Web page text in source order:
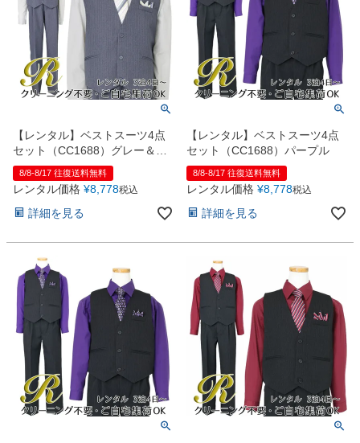
【レンタル】ベストスーツ4点
セット（CC1688）グレー＆シ
ルバー
8/8-8/17 往復送料無料
レンタル価格 ¥8,778税込
詳細を見る
【レンタル】ベストスーツ4点
セット（CC1688）パープル
8/8-8/17 往復送料無料
レンタル価格 ¥8,778税込
詳細を見る